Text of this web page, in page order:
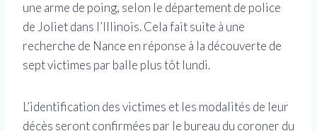
une arme de poing, selon le département de police
de Joliet dans l’Illinois. Cela fait suite à une
recherche de Nance en réponse à la découverte de
sept victimes par balle plus tôt lundi.
L’identification des victimes et les modalités de leur
décès seront confirmées par le bureau du coroner du